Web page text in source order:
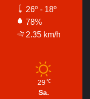
26º - 18º
78%
2.35 km/h
29 ℃
Sa.